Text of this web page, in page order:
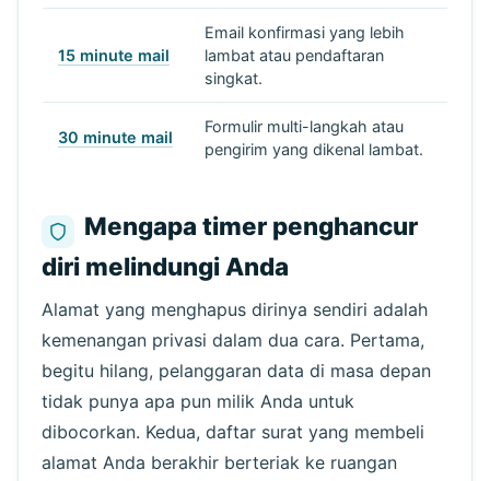
15 minute mail
Email konfirmasi yang lebih
lambat atau pendaftaran
singkat.
30 minute mail
Formulir multi-langkah atau
pengirim yang dikenal lambat.
Mengapa timer penghancur
diri melindungi Anda
Alamat yang menghapus dirinya sendiri adalah
kemenangan privasi dalam dua cara. Pertama,
begitu hilang, pelanggaran data di masa depan
tidak punya apa pun milik Anda untuk
dibocorkan. Kedua, daftar surat yang membeli
alamat Anda berakhir berteriak ke ruangan